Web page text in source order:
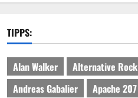
TIPPS:
Alan Walker
Alternative Rock
Andreas Gabalier
Apache 207